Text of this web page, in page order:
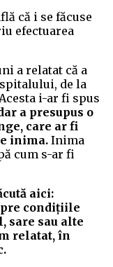
că i se făcuse
efectuarea
a relatat că a
de la
i-ar fi spus
a presupus o
care ar fi
inima. Inima
cum s-ar fi
aici:
condițiile
sare sau alte
relatat, în